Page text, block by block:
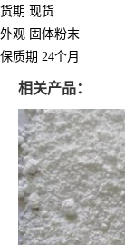
货期 现货
外观 固体粉末
保质期 24个月
相关产品：